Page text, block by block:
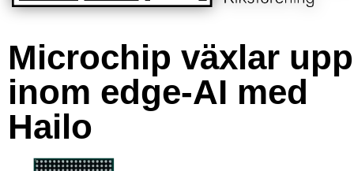
Microchip växlar upp
inom edge-AI med
Hailo